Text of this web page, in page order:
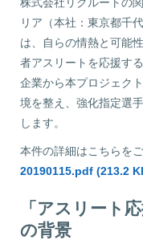
IR(投資家情
ニュース
リア（本社：東京都千
は、自らの情熱と可能
者アスリートを応援す
企業から本プロジェク
境を整え、強化指定選
します。
本件の詳細はこちらを
20190115.pdf (213.2
「アスリート
の背景